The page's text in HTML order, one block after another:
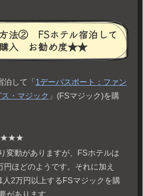
法② FSホテル宿泊して
購入 お勧め度★★
泊して「 1デーパスポート：ファン
・マジック 」(FSマジック)を購
変動がありますが、FSホテルは
円ほどのようです。それに加え
人2万円以上するFSマジックを購
があります。